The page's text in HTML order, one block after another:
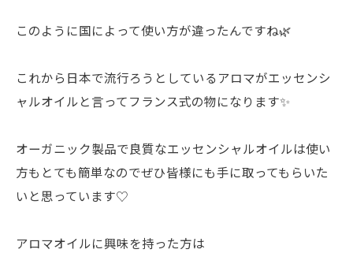
このように国によって使い方が違ったんですね🌿
これから日本で流行ろうとしているアロマがエッセンシ
ャルオイルと言ってフランス式の物になります✨
オーガニック製品で良質なエッセンシャルオイルは使い
方もとても簡単なのでぜひ皆様にも手に取ってもらいた
いと思っています♡
アロマオイルに興味を持った方は